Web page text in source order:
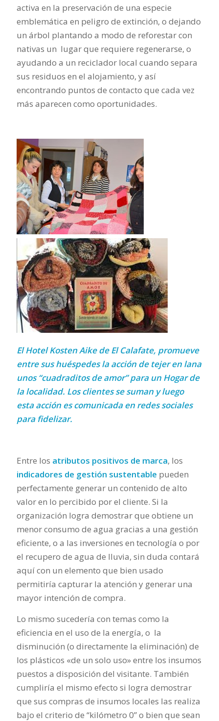
activa en la preservación de una especie
emblemática en peligro de extinción, o dejando
un árbol plantando a modo de reforestar con
nativas un lugar que requiere regenerarse, o
ayudando a un reciclador local cuando separa
sus residuos en el alojamiento, y así
encontrando puntos de contacto que cada vez
más aparecen como oportunidades.
El Hotel Kosten Aike de El Calafate, promueve
entre sus huéspedes la acción de tejer en lana
unos “cuadraditos de amor” para un Hogar de
la localidad. Los clientes se suman y luego
esta acción es comunicada en redes sociales
para fidelizar.
Entre los atributos positivos de marca, los
indicadores de gestión sustentable pueden
perfectamente generar un contenido de alto
valor en lo percibido por el cliente. Si la
organización logra demostrar que obtiene un
menor consumo de agua gracias a una gestión
eficiente, o a las inversiones en tecnología o por
el recupero de agua de lluvia, sin duda contará
aquí con un elemento que bien usado
permitiría capturar la atención y generar una
mayor intención de compra.
Lo mismo sucedería con temas como la
eficiencia en el uso de la energía, o la
disminución (o directamente la eliminación) de
los plásticos «de un solo uso» entre los insumos
puestos a disposición del visitante. También
cumpliría el mismo efecto si logra demostrar
que sus compras de insumos locales las realiza
bajo el criterio de “kilómetro 0” o bien que sean